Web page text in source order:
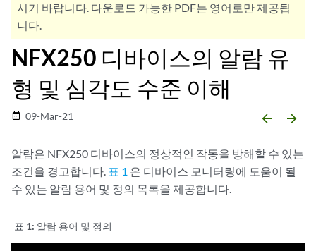
시기 바랍니다. 다운로드 가능한 PDF는 영어로만 제공됩
니다.
NFX250 디바이스의 알람 유
형 및 심각도 수준 이해
date_range 09-Mar-21 arrow_backward arrow_forward
알람은 NFX250 디바이스의 정상적인 작동을 방해할 수 있는
조건을 경고합니다. 표 1 은 디바이스 모니터링에 도움이 될
수 있는 알람 용어 및 정의 목록을 제공합니다.
표 1: 알람 용어 및 정의